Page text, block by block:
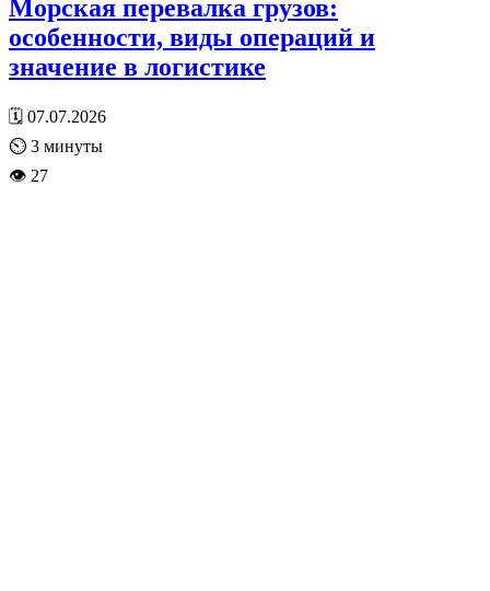
Морская перевалка грузов:
особенности, виды операций и
значение в логистике
🗓 07.07.2026
⏲ 3 минуты
👁 27